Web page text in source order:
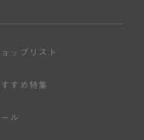
指定する方法に従って
ョップリスト
すすめ特集
ル